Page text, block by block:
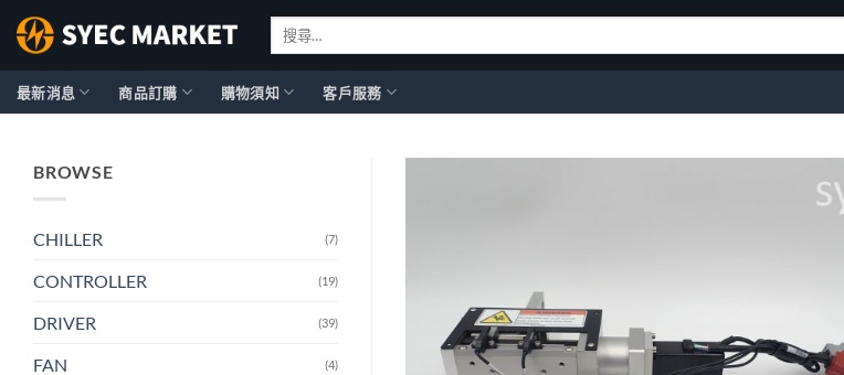
Skip
content
關
鍵
字:
最新消息 商品訂購 購物須知 客戶服務
BROWSE
CHILLER (7)
CONTROLLER (19)
DRIVER (39)
FAN (4)